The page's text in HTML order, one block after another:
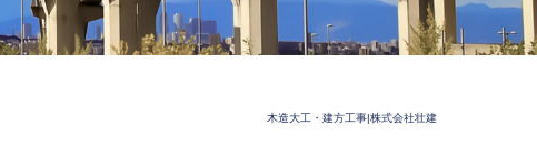
木造大工・建方工事|株式会社壮建